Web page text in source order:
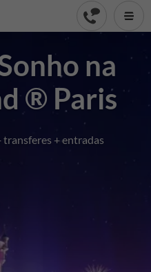
na
® Paris
transferes + entradas